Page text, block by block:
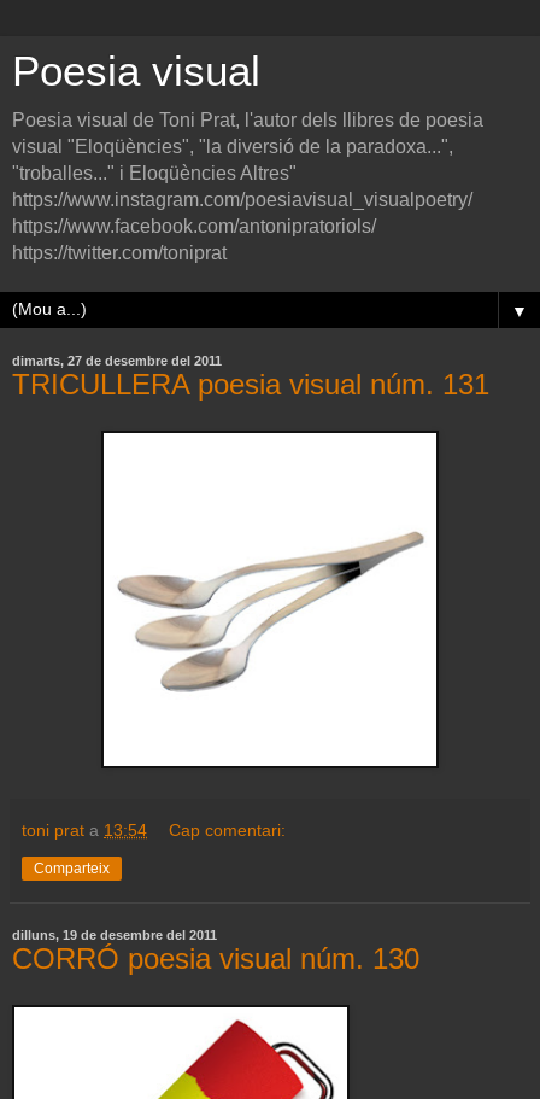
Poesia visual
Poesia visual de Toni Prat, l'autor dels llibres de poesia
visual "Eloqüències", "la diversió de la paradoxa...",
"troballes..." i Eloqüències Altres"
https://www.instagram.com/poesiavisual_visualpoetry/
https://www.facebook.com/antonipratoriols/
https://twitter.com/toniprat
▼
dimarts, 27 de desembre del 2011
TRICULLERA poesia visual núm. 131
toni prat a 13:54 Cap comentari:
Comparteix
dilluns, 19 de desembre del 2011
CORRÓ poesia visual núm. 130